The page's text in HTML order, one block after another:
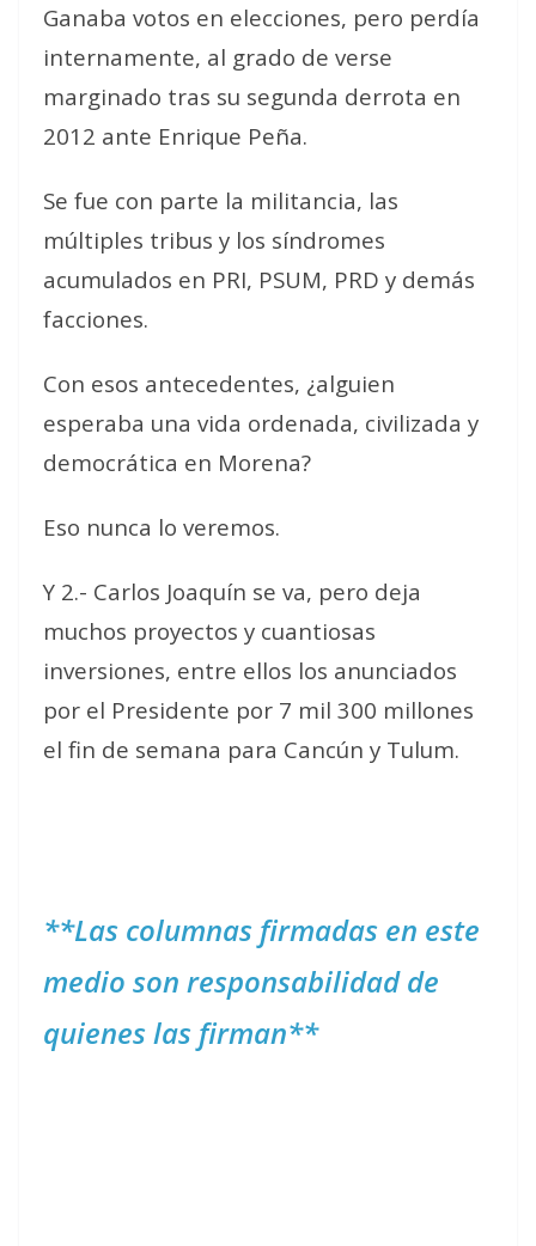
Ganaba votos en elecciones, pero perdía
internamente, al grado de verse
marginado tras su segunda derrota en
2012 ante Enrique Peña.
Se fue con parte la militancia, las
múltiples tribus y los síndromes
acumulados en PRI, PSUM, PRD y demás
facciones.
Con esos antecedentes, ¿alguien
esperaba una vida ordenada, civilizada y
democrática en Morena?
Eso nunca lo veremos.
Y 2.- Carlos Joaquín se va, pero deja
muchos proyectos y cuantiosas
inversiones, entre ellos los anunciados
por el Presidente por 7 mil 300 millones
el fin de semana para Cancún y Tulum.
**Las columnas firmadas en este
medio son responsabilidad de
quienes las firman**